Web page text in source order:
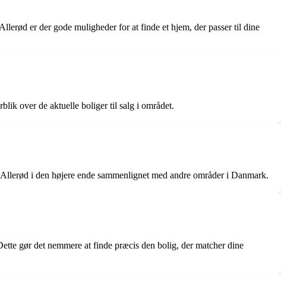
er der gode muligheder for at finde et hjem, der passer til dine
over de aktuelle boliger til salg i området.
i den højere ende sammenlignet med andre områder i Danmark.
gør det nemmere at finde præcis den bolig, der matcher dine